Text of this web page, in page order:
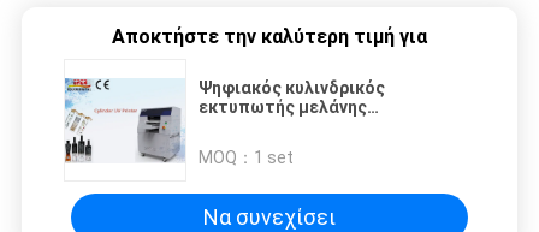
Αποκτήστε την καλύτερη τιμή για
Ψηφιακός κυλινδρικός
εκτυπωτής μελάνης
UV εκτυπωτή
MOQ： 1 set
Να συνεχίσει